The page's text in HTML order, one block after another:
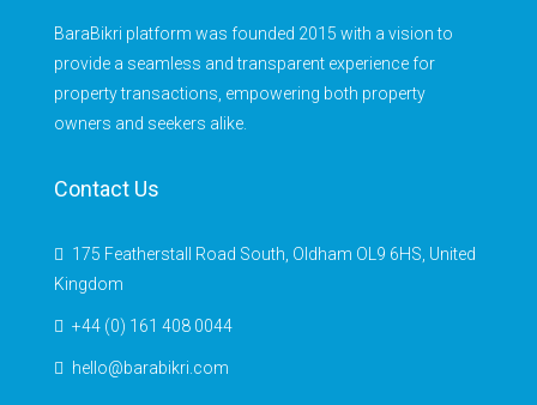
BaraBikri platform was founded 2015 with a vision to
provide a seamless and transparent experience for
property transactions, empowering both property
owners and seekers alike.
Contact Us
175 Featherstall Road South, Oldham OL9 6HS, United
Kingdom
+44 (0) 161 408 0044
hello@barabikri.com